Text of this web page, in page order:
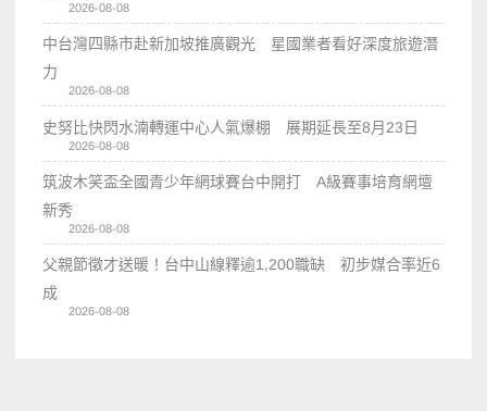
2026-08-08
中台灣四縣市赴新加坡推廣觀光 星國業者看好深度旅遊潛
力
2026-08-08
史努比快閃水湳轉運中心人氣爆棚 展期延長至8月23日
2026-08-08
筑波木笑盃全國青少年網球賽台中開打 A級賽事培育網壇
新秀
2026-08-08
父親節徵才送暖！台中山線釋逾1,200職缺 初步媒合率近6
成
2026-08-08